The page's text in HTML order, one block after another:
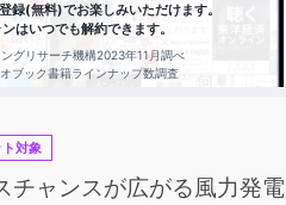
(無料)でお楽しみいただけます。
はいつでも解約できます。
グリサーチ機構2023年11月調べ
ブック書籍ラインナップ数調査
対象
チャンスが広がる風力発電